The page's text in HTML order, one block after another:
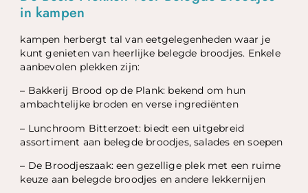
in kampen
kampen herbergt tal van eetgelegenheden waar je
kunt genieten van heerlijke belegde broodjes. Enkele
aanbevolen plekken zijn:
– Bakkerij Brood op de Plank: bekend om hun
ambachtelijke broden en verse ingrediënten
– Lunchroom Bitterzoet: biedt een uitgebreid
assortiment aan belegde broodjes, salades en soepen
– De Broodjeszaak: een gezellige plek met een ruime
keuze aan belegde broodjes en andere lekkernijen